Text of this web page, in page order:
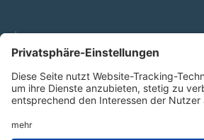
Impressum
Datenschutz
FAQ